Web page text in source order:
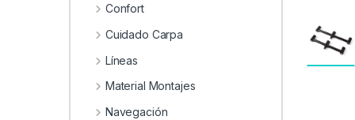
Confort
Cuidado Carpa
Líneas
Material Montajes
Navegación